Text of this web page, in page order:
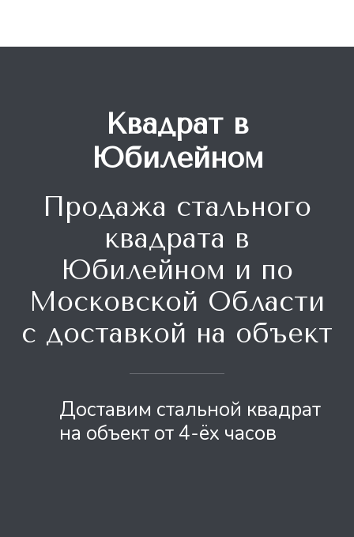
Квадрат в
Юбилейном
Продажа стального
квадрата в
Юбилейном и по
Московской Области
с доставкой на объект
Доставим стальной квадрат
на объект от 4-ёх часов